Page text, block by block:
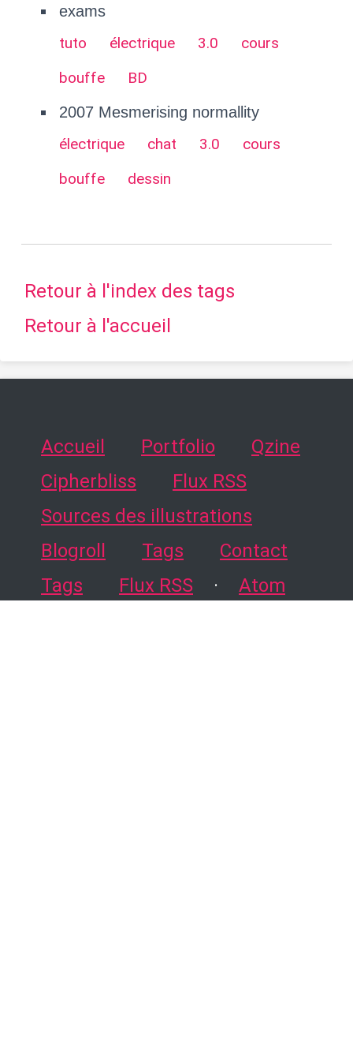
exams
tuto électrique 3.0
cours
bouffe
BD
2007 Mesmerising normallity
électrique chat 3.0
cours
bouffe
dessin
Retour à l'index des tags
Retour à l'accueil
Accueil Portfolio
Qzine
Cipherbliss
Flux RSS
Sources des illustrations
Blogroll
Tags
Contact
Tags
Flux RSS · Atom